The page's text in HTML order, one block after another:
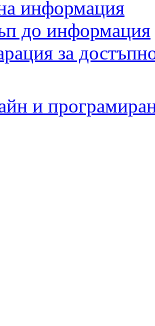
информация
до информация
за
и